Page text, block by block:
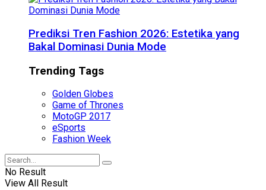
Prediksi Tren Fashion 2026: Estetika yang
Bakal Dominasi Dunia Mode
Trending Tags
Golden Globes
Game of Thrones
MotoGP 2017
eSports
Fashion Week
No Result
View All Result